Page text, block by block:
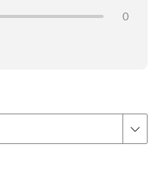
via
0